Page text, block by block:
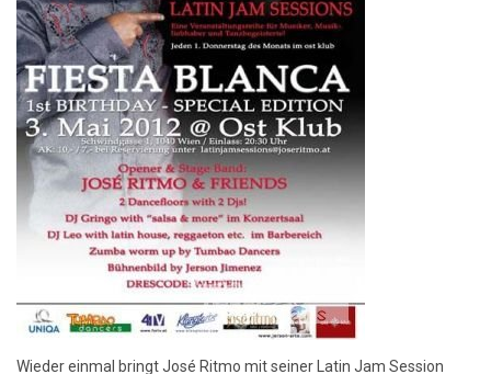
Wieder einmal bringt José Ritmo mit seiner Latin Jam Session